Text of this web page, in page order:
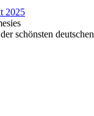
2025
schönsten deutschen